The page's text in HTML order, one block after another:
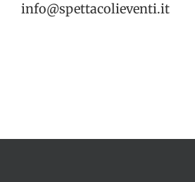
info@spettacolieventi.it